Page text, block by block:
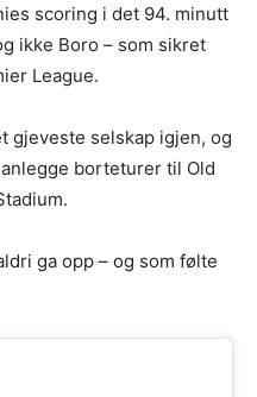
scoring i det 94. minutt
ikke Boro – som sikret
League.
gjeveste selskap igjen, og
borteturer til Old
ga opp – og som følte